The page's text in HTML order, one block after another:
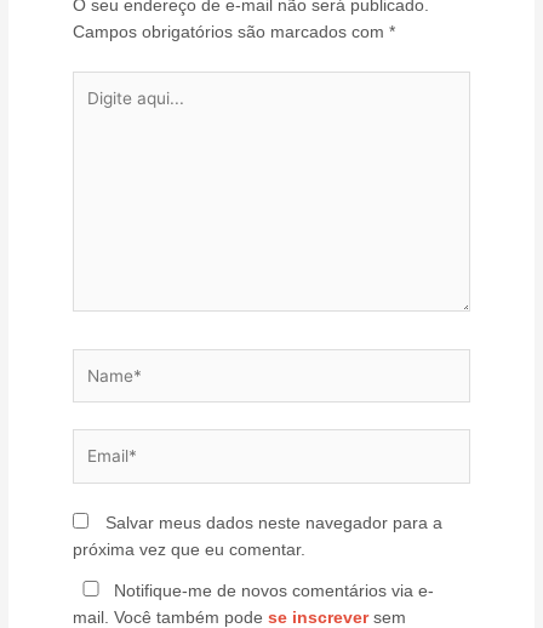
O seu endereço de e-mail não será publicado.
Campos obrigatórios são marcados com*
aqui...
Salvar meus dados neste navegador para a
próxima vez que eu comentar.
Notifique-me de novos comentários via e-
mail. Você também podese inscreversem